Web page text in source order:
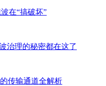
在“搞破坏”
治理的秘密都在这了
传输通道全解析